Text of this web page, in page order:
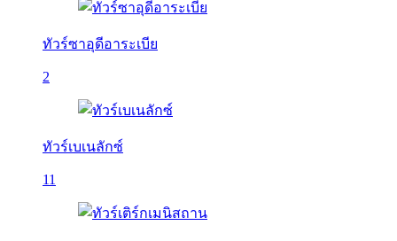
ทัวร์ซาอุดีอาระเบีย
2
ทัวร์เบเนลักซ์
11